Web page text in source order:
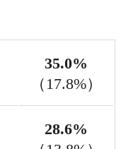
35.0%
（17.8%）
28.6%